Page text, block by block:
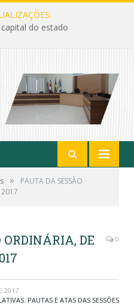
do estado
»
PAUTA DA SESSÃO
2017
ORDINÁRIA, DE
0
2017
, PAUTAS E ATAS DAS SESSÕES